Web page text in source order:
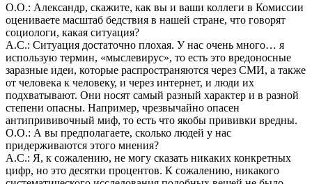
О.О.: Александр, скажите, как вы и ваши коллеги в Комиссии
оцениваете масштаб бедствия в нашей стране, что говорят
социологи, какая ситуация?
А.С.: Ситуация достаточно плохая. У нас очень много… я
использую термин, «мыслевирус», то есть это вредоносные
заразные идеи, которые распространяются через СМИ, а также
от человека к человеку, и через интернет, и люди их
подхватывают. Они носят самый разный характер и в разной
степени опасны. Например, чрезвычайно опасен
антипрививочный миф, то есть что якобы прививки вредны.
О.О.: А вы предполагаете, сколько людей у нас
придерживаются этого мнения?
А.С.: Я, к сожалению, не могу сказать никаких конкретных
цифр, но это десятки процентов. К сожалению, никакого